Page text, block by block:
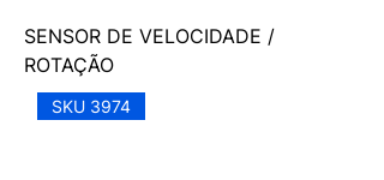
SENSOR DE VELOCIDADE /
ROTAÇÃO
SKU 3974